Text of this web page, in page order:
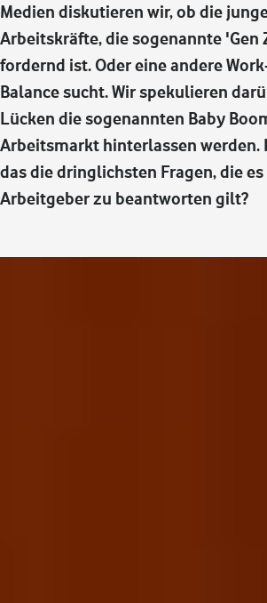
Medien diskutieren wir, ob die
Arbeitskräfte, die sogenannte 'Gen
fordernd ist. Oder eine andere
Balance sucht. Wir spekulieren
Lücken die sogenannten Baby
Arbeitsmarkt hinterlassen werden.
das die dringlichsten Fragen, die
Arbeitgeber zu beantworten gilt?